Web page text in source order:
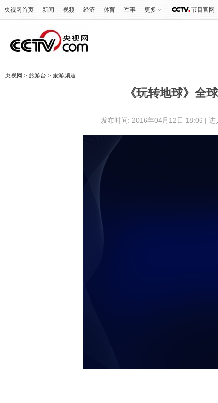
央视网首页 新闻 视频 经济 体育 军事 更多 节目官网
央视网 > 旅游台 > 旅游频道
《玩转地球》全
发布时间: 2016年04月12日 18:06 | 进